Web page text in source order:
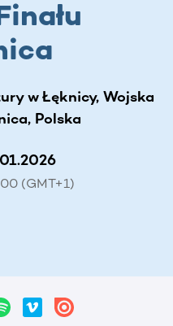
w Łęknicy, Wojska
Polska
(GMT+1)